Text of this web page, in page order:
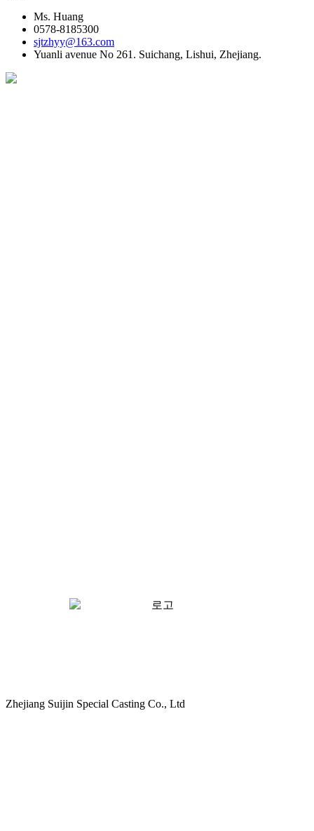
Ms. Huang
0578-8185300
sjtzhyy@163.com
Yuanli avenue No 261. Suichang, Lishui, Zhejiang.
Zhejiang Suijin Special Casting Co., Ltd